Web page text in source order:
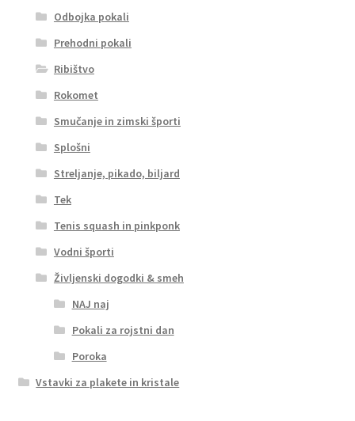
Odbojka pokali
Prehodni pokali
Ribištvo
Rokomet
Smučanje in zimski športi
Splošni
Streljanje, pikado, biljard
Tek
Tenis squash in pinkponk
Vodni športi
Življenski dogodki & smeh
NAJ naj
Pokali za rojstni dan
Poroka
Vstavki za plakete in kristale